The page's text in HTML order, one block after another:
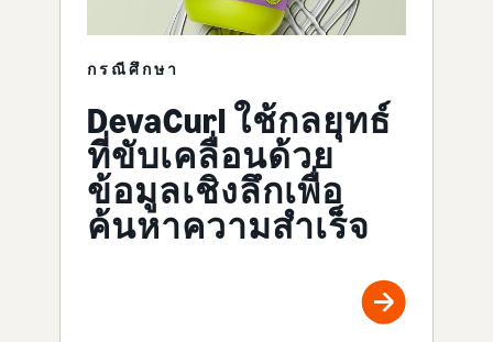
กรณีศึกษา
DevaCurl ใช้กลยุทธ์
ที่ขับเคลื่อนด้วย
ข้อมูลเชิงลึกเพื่อ
ค้นหาความสำเร็จ